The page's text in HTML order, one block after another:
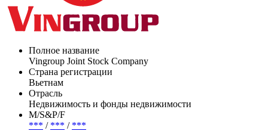
Полное название
Vingroup Joint Stock Company
Страна регистрации
Вьетнам
Отрасль
Недвижимость и фонды недвижимости
М/S&P/F
*** / *** / ***